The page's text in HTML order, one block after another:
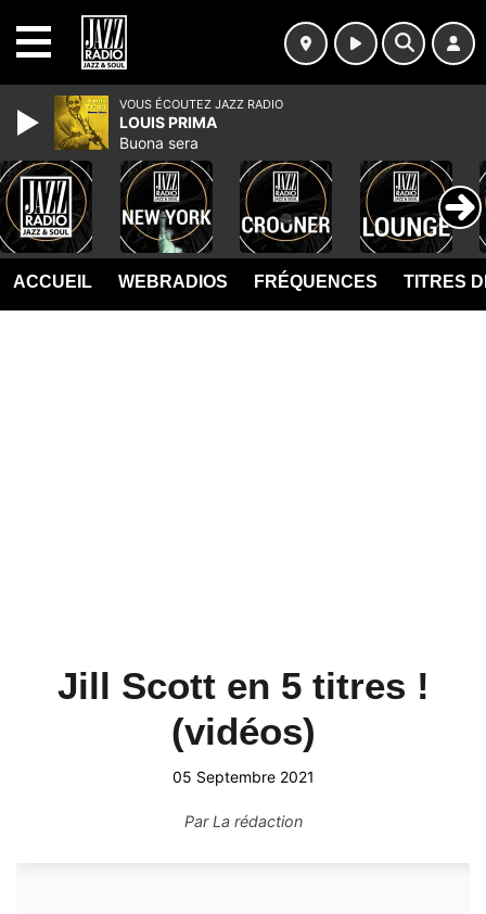
ACCUEIL WEBRADIOS FRÉQUENCES TITRES
Jill Scott en 5 titres !
(vidéos)
05 Septembre 2021
ParLa rédaction
VOUS ÉCOUTEZ JAZZ RADIO
LOUIS PRIMA
Buona sera